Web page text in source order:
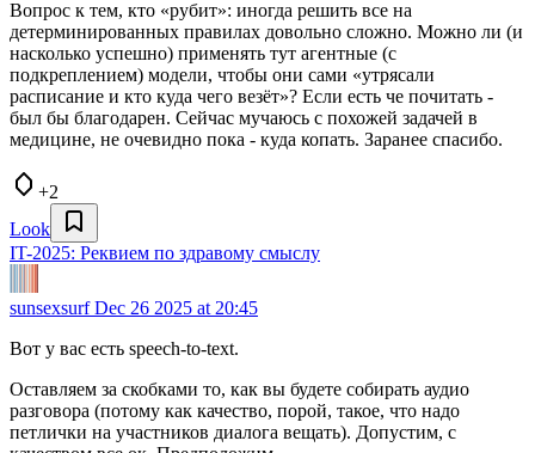
Вопрос к тем, кто «рубит»: иногда решить все на
детерминированных правилах довольно сложно. Можно ли (и
насколько успешно) применять тут агентные (с
подкреплением) модели, чтобы они сами «утрясали
расписание и кто куда чего везёт»? Если есть че почитать -
был бы благодарен. Сейчас мучаюсь с похожей задачей в
медицине, не очевидно пока - куда копать. Заранее спасибо.
+2
Look
IT-2025: Реквием по здравому смыслу
sunsexsurfDec 26 2025 at 20:45
Вот у вас есть speech-to-text.
Оставляем за скобками то, как вы будете собирать аудио
разговора (потому как качество, порой, такое, что надо
петлички на участников диалога вещать). Допустим, с